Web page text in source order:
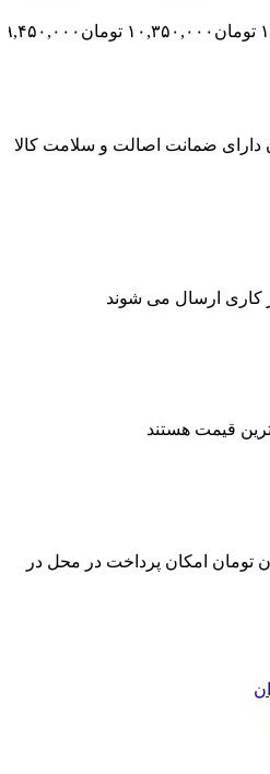
تومان ۱۰,۳۵۰,۰۰۰ تومان ۹,۴۵۰,۰۰۰
دارای ضمانت اصالت و سلامت کالا
کاری ارسال می شوند
قیمت هستند
بالای 50 میلیون تومان امکان پرداخت در محل در